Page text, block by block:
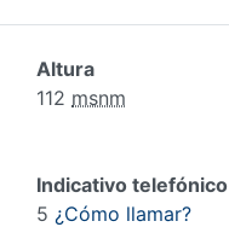
Altura
112 msnm
Indicativo telefónico
5 ¿Cómo llamar?